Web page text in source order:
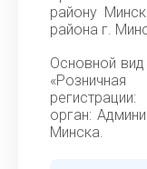
району
района г.
Основной
орган:
Минска.